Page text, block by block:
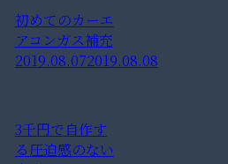
初めてのカーエ
アコンガス補充
2019.08.072019.08.08
3千円で自作す
る圧迫感のない